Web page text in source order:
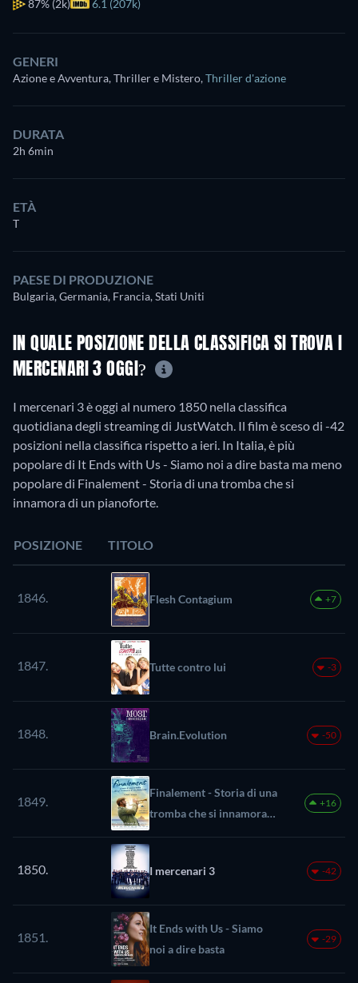
87% (2k) 6.1 (207k)
GENERI
Azione e Avventura, Thriller e Mistero,Thriller d'azione
DURATA
2h 6min
ETÀ
T
PAESE DI PRODUZIONE
Bulgaria, Germania, Francia, Stati Uniti
IN QUALE POSIZIONE DELLA CLASSIFICA SI TROVA I
MERCENARI 3 OGGI?
I mercenari 3 è oggi al numero 1850 nella classifica
quotidiana degli streaming di JustWatch. Il film è sceso di -42
posizioni nella classifica rispetto a ieri. In Italia, è più
popolare di It Ends with Us - Siamo noi a dire basta ma meno
popolare di Finalement - Storia di una tromba che si
innamora di un pianoforte.
POSIZIONE TITOLO
1846. Flesh Contagium +7
1847. Tutte contro lui -3
1848. Brain.Evolution -50
1849.
Finalement - Storia di una
tromba che si innamora
di un pianoforte
+16
1850. I mercenari 3 -42
1851.
It Ends with Us - Siamo
noi a dire basta
-29